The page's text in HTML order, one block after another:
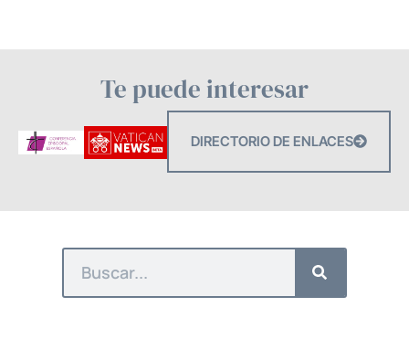
Te puede interesar
DIRECTORIO DE ENLACES